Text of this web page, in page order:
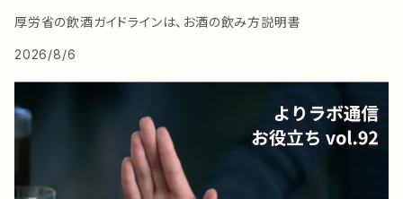
厚労省の飲酒ガイドラインは、お酒の飲み方説明書
2026/8/6